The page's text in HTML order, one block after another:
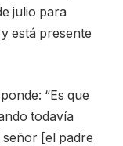
julio para
está presente
“Es que
todavía
señor [el padre